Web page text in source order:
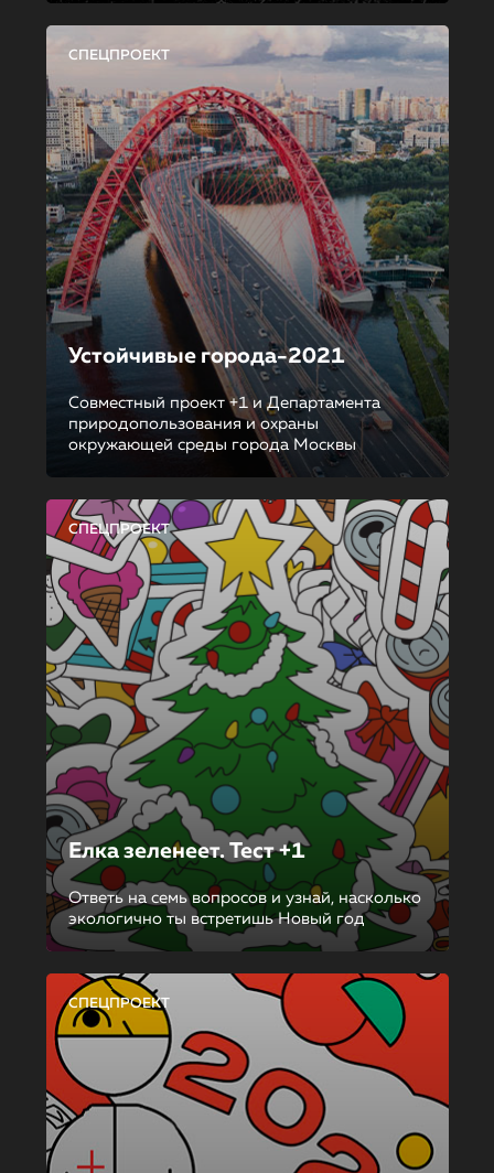
СПЕЦПРОЕКТ
Устойчивые города-2021
Совместный проект +1 и Департамента
природопользования и охраны
окружающей среды города Москвы
СПЕЦПРОЕКТ
Елка зеленеет. Тест +1
Ответь на семь вопросов и узнай, насколько
экологично ты встретишь Новый год
СПЕЦПРОЕКТ